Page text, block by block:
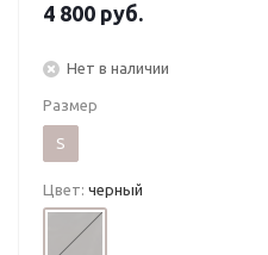
4 800 руб.
Нет в наличии
Размер
S
Цвет: черный